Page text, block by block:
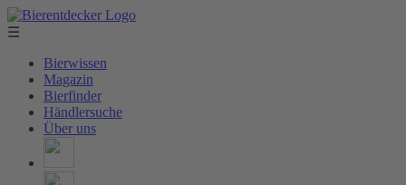
☰
Bierwissen
Magazin
Bierfinder
Händlersuche
Über uns